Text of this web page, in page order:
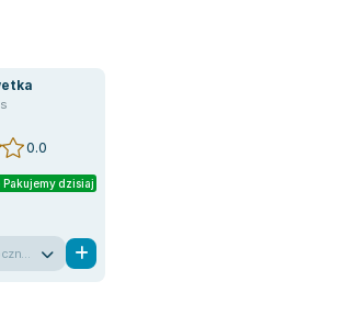
0.0
Pakujemy dzisiaj